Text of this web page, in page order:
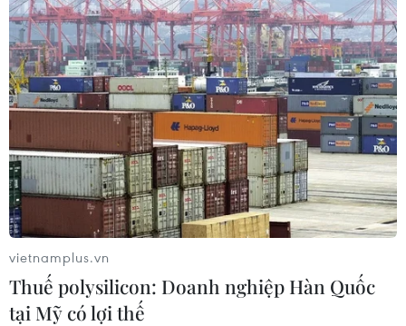
vietnamplus.vn
Thuế polysilicon: Doanh nghiệp Hàn Quốc
tại Mỹ có lợi thế